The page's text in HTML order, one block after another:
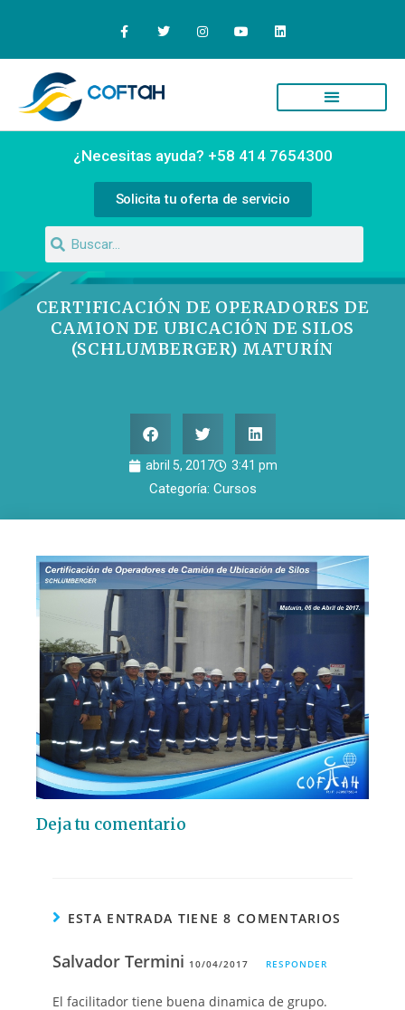
¿Necesitas ayuda? +58 414 7654300
Solicita tu oferta de servicio
CERTIFICACIÓN DE OPERADORES DE
CAMION DE UBICACIÓN DE SILOS
(SCHLUMBERGER) MATURÍN
abril 5, 2017 3:41 pm
Categoría: Cursos
Deja tu comentario
ESTA ENTRADA TIENE 8 COMENTARIOS
Salvador Termini 10/04/2017 RESPONDER
El facilitador tiene buena dinamica de grupo.